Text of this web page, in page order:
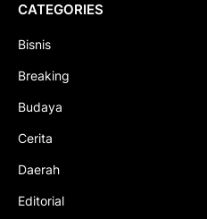
CATEGORIES
Bisnis
Breaking
Budaya
Cerita
Daerah
Editorial